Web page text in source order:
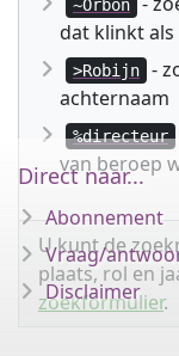
~Orbon
dat klinkt
>Robijn
-
achternaam
%directeur
van beroep
U kunt de
plaats, rol en
zoekformulier.
Direct naar...
Abonnement
Vraag/
Disclaimer